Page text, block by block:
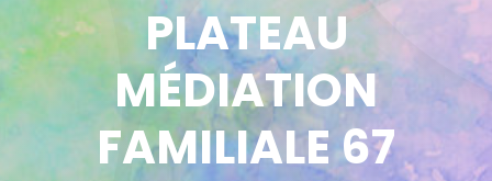
PLATEAU
MÉDIATION
FAMILIALE 67